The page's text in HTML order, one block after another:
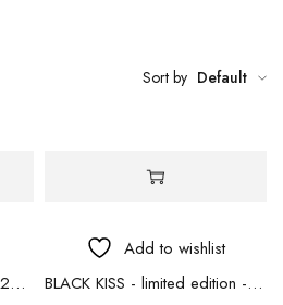
Sort by Default
AMALFI Profumo ambiente 200ml
Add to wishlist
BLACK KISS - limited edition - 50 ml